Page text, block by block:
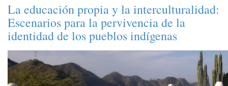
La educación propia y la interculturalidad:
Escenarios para la pervivencia de la
identidad de los pueblos indígenas